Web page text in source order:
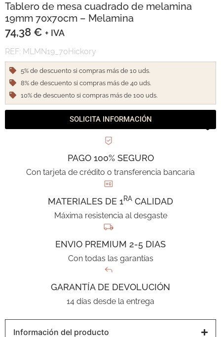
Tablero de mesa cuadrado de melamina
19mm 70x70cm – Melamina
74,38 € + IVA
REF: MLMN19_70Hickory
5% de descuento si compras más de 10 uds.
8% de descuento si compras más de 40 uds.
10% de descuento si compras más de 100 uds.
SOLICITA INFORMACIÓN
PAGO 100% SEGURO
Con tarjeta de crédito o transferencia bancaria
MATERIALES DE 1RA CALIDAD
Máxima resistencia al desgaste
ENVIO PREMIUM 2-5 DIAS
Con todas las garantías
GARANTÍA DE DEVOLUCIÓN
14 días desde la entrega
Información del producto